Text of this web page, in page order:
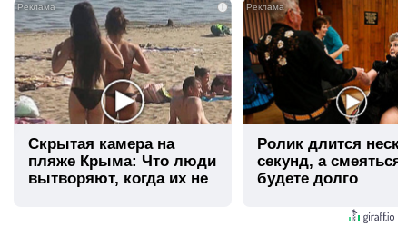
i
Скрытая камера на
пляже Крыма: Что люди
вытворяют, когда их не
Ролик длится
секунд, а
будете долго